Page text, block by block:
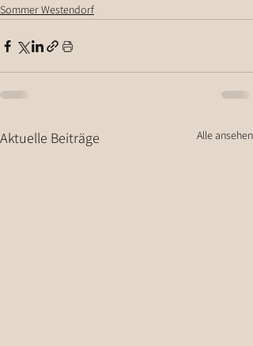
Sommer Westendorf
Aktuelle Beiträge Alle ansehen